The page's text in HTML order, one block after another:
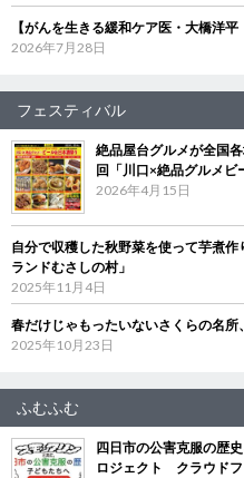
【がんを生きる緩和ケア医・大橋洋
2026年7月28日
フェスティバル
絶品屋台グルメが全国
回「川口×絶品グルメ
2026年4月15日
自分で収穫した秋野菜を使って芋煮
ランドむさしの村」
2025年11月4日
春だけじゃもったいないさくらの名所
2025年10月23日
ふむふむ
四日市の公害克服の歴
ロジェクト クラウド